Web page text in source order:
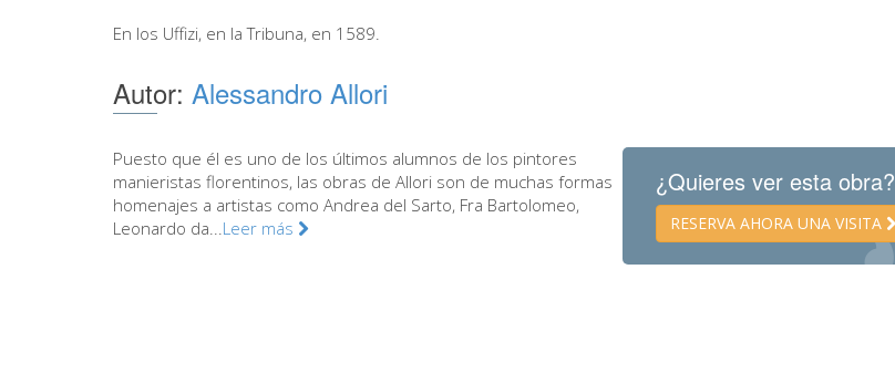
En los Uffizi, en la Tribuna, en 1589.
Autor: Alessandro Allori
¿Quieres ver esta obra?
RESERVA AHORA UNA VISITA
Puesto que él es uno de los últimos alumnos de los pintores
manieristas florentinos, las obras de Allori son de muchas formas
homenajes a artistas como Andrea del Sarto, Fra Bartolomeo,
Leonardo da...Leer más